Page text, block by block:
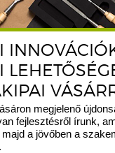
megjelenő
fejlesztésről írunk,
a jövőben a